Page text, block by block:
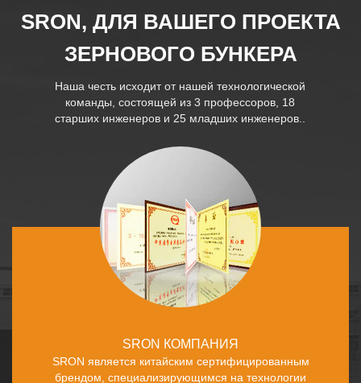
SRON, ДЛЯ ВАШЕГО ПРОЕКТА
ЗЕРНОВОГО БУНКЕРА
Наша честь исходит от нашей технологической
команды, состоящей из 3 профессоров, 18
старших инженеров и 25 младших инженеров..
SRON КОМПАНИЯ
SRON является китайским сертифицированным
брендом, специализирующимся на технологии